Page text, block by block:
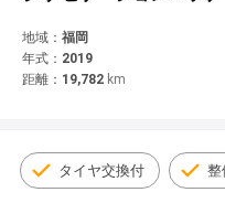
新車情報
地域： 福岡
年式： 2019
距離： 19,782 km
タイヤ交換付 整